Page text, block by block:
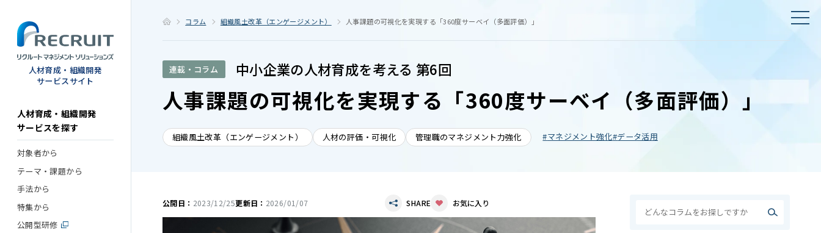
人材育成・組織開発
サービスサイト
人材育成・組織開発
サービスを探す
対象者から
テーマ・課題から
手法から
特集から
公開型研修
コラム 組織風土改革（エンゲージメント） 人事課題の可視化を実現する「360度サーベイ（多面評価）」
連載・コラム 中小企業の人材育成を考える 第6回
人事課題の可視化を実現する「360度サーベイ（多面評価）」
組織風土改革（エンゲージメント） 人材の評価・可視化 管理職のマネジメント力強化 マネジメント強化 データ活用
公開日： 2023/12/25更新日： 2026/01/07 SHARE お気に入り